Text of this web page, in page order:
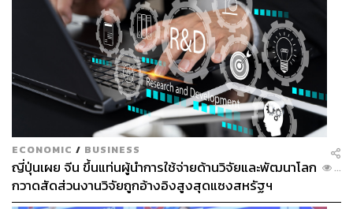
ECONOMIC / BUSINESS
ญี่ปุ่นเผย จีน ขึ้นแท่นผู้นำการใช้จ่ายด้านวิจัยและพัฒนาโลก
กวาดสัดส่วนงานวิจัยถูกอ้างอิงสูงสุดแซงสหรัฐฯ
...